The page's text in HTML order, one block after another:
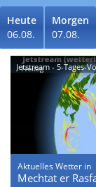
Heute
06.08.
Morgen
07.08.
Jetstream - 5-Tages-
Aktuelles Wetter in
Mechtat er